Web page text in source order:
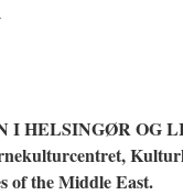
I HELSINGØR OG
of the Middle East.